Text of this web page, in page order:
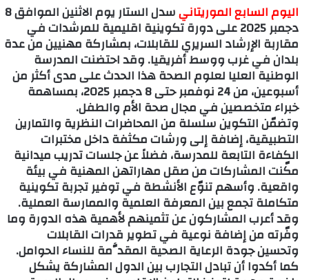
اليوم السابع الموريتاني سدل الستار يوم الاثنين الموافق 8
دجمبر 2025 على دورة تكوينية اقليمية للمرشدات في
مقاربة الإرشاد السريري للقابلات، بمشاركة مهنيين من عدة
بلدان في غرب ووسط أفريقيا. وقد احتضنت المدرسة
الوطنية العليا لعلوم الصحة هذا الحدث على مدى أكثر من
أسبوعين، من 24 نوفمبر حتى 8 دجمبر 2025، بمساهمة
خبراء متخصصين في مجال صحة الأم والطفل.
وتضمّن التكوين سلسلة من المحاضرات النظرية والتمارين
التطبيقية، إضافة إلى ورشات مكثفة داخل مختبرات
الكفاءة التابعة للمدرسة، فضلاً عن جلسات تدريب ميدانية
مكّنت المشاركات من صقل مهاراتهن المهنية في بيئة
واقعية. وأسهم تنوّع الأنشطة في توفير تجربة تكوينية
متكاملة تجمع بين المعرفة العلمية والممارسة العملية.
وقد أعرب المشاركون عن تثمينهم لأهمية هذه الدورة وما
وفّرته من إضافة نوعية في تطوير قدرات القابلات
وتحسين جودة الرعاية الصحية المقدَّمة للنساء الحوامل.
كما أكدوا أن تبادل التجارب بين الدول المشاركة يشكل